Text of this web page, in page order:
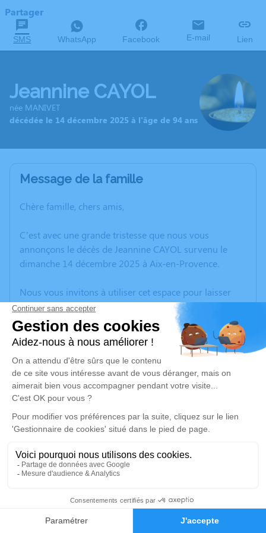
Faire-part Hommages
Partager
SMS WhatsApp Facebook E-mail Lien
Jeannine CAYOL
née MANIVET
décédée le 14 décembre 2025 à l'âge de 94 ans
Message de la famille
Chère famille, chers amis,
C’est avec une grande tristesse que nous vous
annonçons le décès de Jeannine CAYOL survenu le
dimanche 14 décembre 2025 à Aix-en-Provence.
Nous vous invitons à utiliser cet espace pour laisser
vos condoléances, partager des photos souvenirs, une
anecdote ou exprimer vos pensées à travers des
poèmes ou des textes. Cet endroit est un lieu
d'expression dédié à honorer la mémoire de Jeannine
CAYOL.
Un service de plantation d’arbre hommage est
disponible ici.
Je rends hommage
Crémation
Crématorium de Provence et Parc Mémorial
de Provence d'Aix-en-Provence